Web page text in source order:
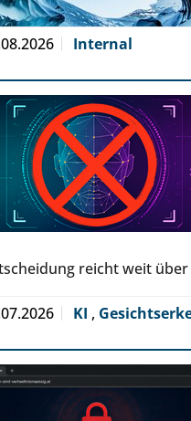
Internal
reicht weit
KI ,